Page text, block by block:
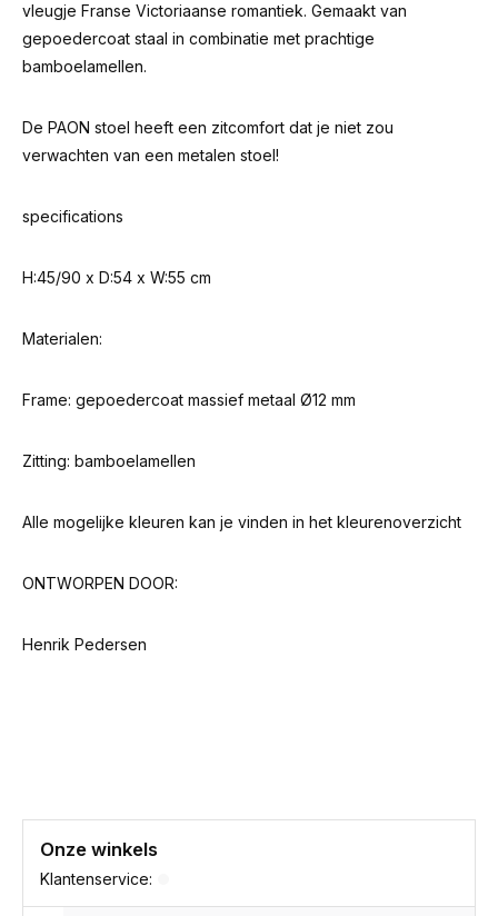
vleugje Franse Victoriaanse romantiek. Gemaakt van
gepoedercoat staal in combinatie met prachtige
bamboelamellen.
De PAON stoel heeft een zitcomfort dat je niet zou
verwachten van een metalen stoel!
specifications
H:45/90 x D:54 x W:55 cm
Materialen:
Frame: gepoedercoat massief metaal Ø12 mm
Zitting: bamboelamellen
Alle mogelijke kleuren kan je vinden in het kleurenoverzicht
ONTWORPEN DOOR:
Henrik Pedersen
Onze winkels
Klantenservice: